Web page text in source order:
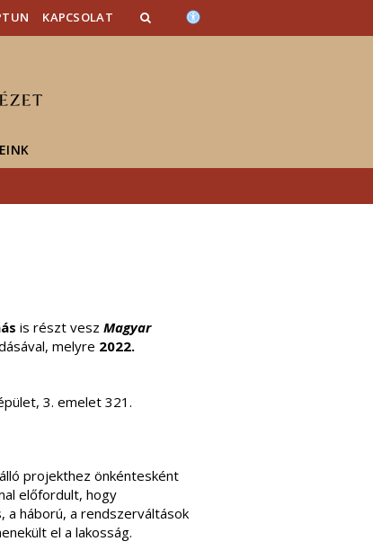
KAPCSOLAT
is részt vesz Magyar
melyre 2022.
3. emelet 321.
projekthez önkéntesként
előfordult, hogy
a háború, a rendszerváltások
el a lakosság.